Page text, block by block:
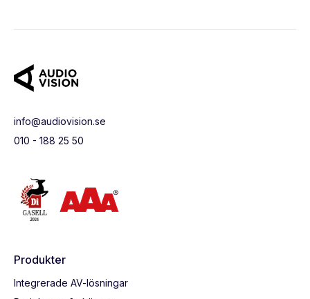
info@audiovision.se
010 - 188 25 50
Produkter
Integrerade AV-lösningar